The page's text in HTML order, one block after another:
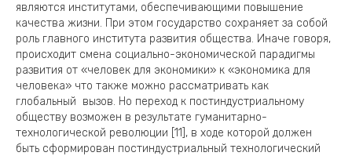
являются институтами, обеспечивающими повышение
качества жизни. При этом государство сохраняет за собой
роль главного института развития общества. Иначе говоря,
происходит смена социально-экономической парадигмы
развития от «человек для экономики» к «экономика для
человека» что также можно рассматривать как
глобальный вызов. Но переход к постиндустриальному
обществу возможен в результате гуманитарно-
технологической революции [11], в ходе которой должен
быть сформирован постиндустриальный технологический